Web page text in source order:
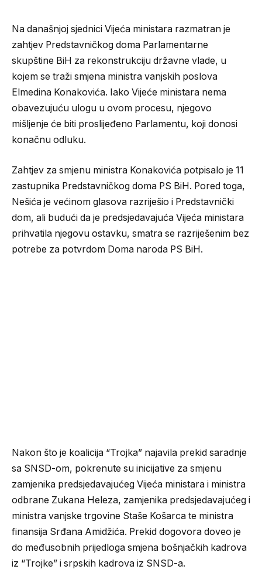
Na današnjoj sjednici Vijeća ministara razmatran je
zahtjev Predstavničkog doma Parlamentarne
skupštine BiH za rekonstrukciju državne vlade, u
kojem se traži smjena ministra vanjskih poslova
Elmedina Konakovića. Iako Vijeće ministara nema
obavezujuću ulogu u ovom procesu, njegovo
mišljenje će biti proslijeđeno Parlamentu, koji donosi
konačnu odluku.
Zahtjev za smjenu ministra Konakovića potpisalo je 11
zastupnika Predstavničkog doma PS BiH. Pored toga,
Nešića je većinom glasova razriješio i Predstavnički
dom, ali budući da je predsjedavajuća Vijeća ministara
prihvatila njegovu ostavku, smatra se razriješenim bez
potrebe za potvrdom Doma naroda PS BiH.
Nakon što je koalicija “Trojka” najavila prekid saradnje
sa SNSD-om, pokrenute su inicijative za smjenu
zamjenika predsjedavajućeg Vijeća ministara i ministra
odbrane Zukana Heleza, zamjenika predsjedavajućeg i
ministra vanjske trgovine Staše Košarca te ministra
finansija Srđana Amidžića. Prekid dogovora doveo je
do međusobnih prijedloga smjena bošnjačkih kadrova
iz “Trojke” i srpskih kadrova iz SNSD-a.